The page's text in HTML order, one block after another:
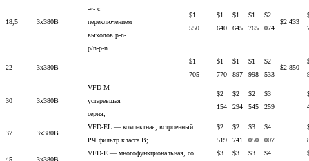
18,5 3х380В
-«- с
переключением
выходов p-n-
p/n-p-n
$1
550
$1
640
$1
645
$1
765
$2
074
$2 433
22 3х380В
$1
705
$1
770
$1
897
$1
998
$2
533
$2 850
30 3х380В
VFD-M —
устаревшая
серия;
$2
154
$2
294
$2
545
$3
259
37 3х380В
VFD-EL — компактная, встроенный
РЧ фильтр класса B;
$2
519
$2
741
$3
050
$4
007
45 3х380В
VFD-E — многофункциональная, со $3 $3 $3 $4